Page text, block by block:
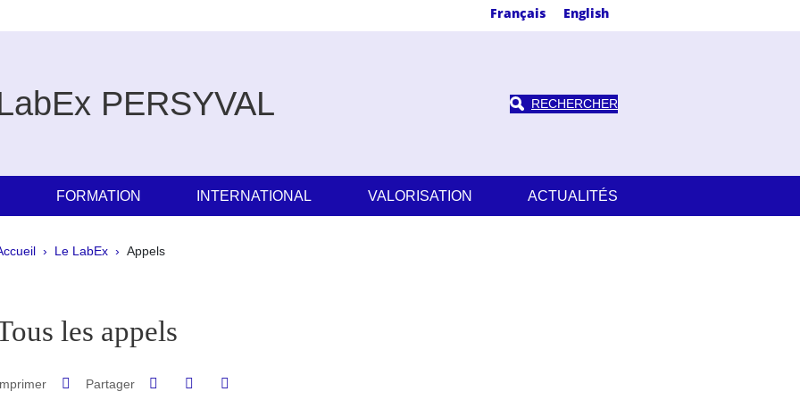
Français English
PERSYVAL RECHERCHER
FORMATION INTERNATIONAL VALORISATION ACTUALITÉS
d'Ariane
Le LabEx Appels
Sidebar
les appels
Partager Partager sur Facebook
Partager sur LinkedIn